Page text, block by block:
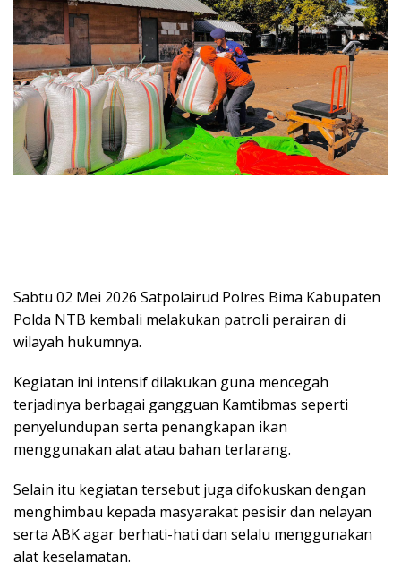
Sabtu 02 Mei 2026 Satpolairud Polres Bima Kabupaten
Polda NTB kembali melakukan patroli perairan di
wilayah hukumnya.
Kegiatan ini intensif dilakukan guna mencegah
terjadinya berbagai gangguan Kamtibmas seperti
penyelundupan serta penangkapan ikan
menggunakan alat atau bahan terlarang.
Selain itu kegiatan tersebut juga difokuskan dengan
menghimbau kepada masyarakat pesisir dan nelayan
serta ABK agar berhati-hati dan selalu menggunakan
alat keselamatan.